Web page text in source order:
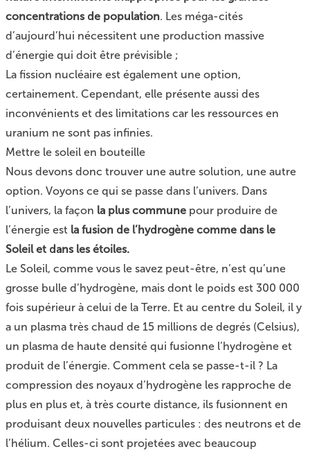
concentrations de population. Les méga-cités
d’aujourd’hui nécessitent une production massive
d’énergie qui doit être prévisible ;
La fission nucléaire est également une option,
certainement. Cependant, elle présente aussi des
inconvénients et des limitations car les ressources en
uranium ne sont pas infinies.
Mettre le soleil en bouteille
Nous devons donc trouver une autre solution, une autre
option. Voyons ce qui se passe dans l’univers. Dans
l’univers, la façon la plus commune pour produire de
l’énergie est la fusion de l’hydrogène comme dans le
Soleil et dans les étoiles.
Le Soleil, comme vous le savez peut-être, n’est qu’une
grosse bulle d’hydrogène, mais dont le poids est 300 000
fois supérieur à celui de la Terre. Et au centre du Soleil, il y
a un plasma très chaud de 15 millions de degrés (Celsius),
un plasma de haute densité qui fusionne l’hydrogène et
produit de l’énergie. Comment cela se passe-t-il ? La
compression des noyaux d’hydrogène les rapproche de
plus en plus et, à très courte distance, ils fusionnent en
produisant deux nouvelles particules : des neutrons et de
l’hélium. Celles-ci sont projetées avec beaucoup